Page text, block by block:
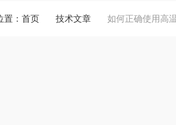
置： 首页 技术文章 如何正确使用高